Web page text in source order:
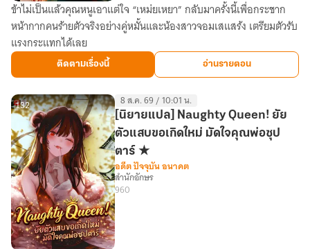
ข้า
คือ
มาร
ร้าย
ไม่ใช่
ดอกบัว
ขาว
ข้าไม่เป็นแล้วคุณหนูเอาแต่ใจ “เหม่ยเหยา” กลับมาครั้งนี้เพื่อกระชาก
หน้ากากคนร้ายตัวจริงอย่างคู่หมั้นและน้องสาวจอมเสแสร้ง เตรียมตัวรับ
แรงกระแทกได้เลย
ติดตามเรื่องนี้ อ่านรายตอน
132 8 ส.ค. 69 / 10:01 น.
[นิยายแปล] Naughty Queen! ยัย
ตัวแสบขอเกิดใหม่ มัดใจคุณพ่อซุป
ตาร์ ★
อดีต ปัจจุบัน อนาคต
สำนักอักษร
960